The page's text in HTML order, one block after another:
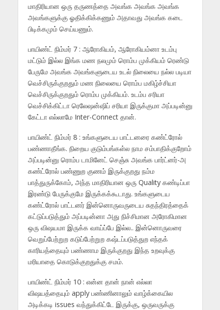
மாதிரியான ஒரு தருணத்தை அவங்க அவங்க அவங்க
அவங்களுக்கு ஓதிக்கிக்கணும் அதாவது அவங்க கடை
பிடிக்கமும் செய்யணும்.
பாயிண்ட் நிம்மர் 7 : ஆரோகியம், ஆரோகியம்னா உடம்பு
மட்டும் இல்ல இங்க மண நலமும் ரொம்ப முக்கியம் ரெண்டு
பேருமே அவங்க அவங்களுடைய உடல் நிலையை நல்ல படியா
வெச்சிருக்குறதும் மண நிலையை ரொம்ப மகிழ்ச்சியா
வெச்சிருக்குறதும் ரொம்ப முக்கியம். உடம்ப சரியா
வெச்சிக்கிட்டா ரெலேஷன்ஷிப் சரியா இருக்குமா அப்படின்னு
கேட்டா எல்லாமே Inter-Connect தான்.
பாயிண்ட் நிம்மர் 8 : உங்களுடைய பாட்டனரை கண்ட்ரோல்
பண்ணாதீங்க. நிறைய குடும்பங்கள்ல நாம சம்பாதிக்குறோம்
அப்படின்னு ரொம்ப டாமினேட் செஞ்சு அவங்க பார்ட்னர்-அ
கண்ட்ரோல் பண்ணுற குணம் இருக்குறது நம்ம
பாத்துருக்கோம், அந்த மாதிரியான ஒரு Quality கண்டிப்பா
இரண்டு பேருக்குமே இருக்கக்கூடாது. உங்களுடைய
கண்ட்ரோல் பாட்டனர் இன்னொருவருடைய சுதந்திரத்தைக்
கட்டுப்படுத்தும் அப்படின்னா அது நிச்சிமான அரோகிமான
ஒரு விஷயமா இருக்க வாய்ப்பே இல்ல.. இன்னொருவரை
வெறுப்பேற்றுற கடுப்பேற்றுற கஷ்டப்படுத்துற எந்தக்
காரியத்தையும் பண்ணாம இருக்குறது இந்த உறவுக்கு
மரியாதை கொடுக்குறதுக்கு சமம்.
பாயிண்ட் நிம்மர் 10 : என்ன தான் நான் எல்லா
விஷயத்தையும் apply பண்ணினாலும் வாழ்க்கையில
அடிக்கடி issues வந்துக்கிட்டே இருக்கு, ஒருவருக்கு